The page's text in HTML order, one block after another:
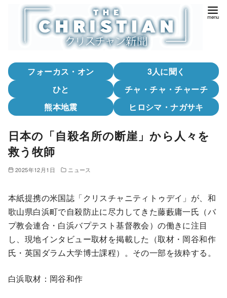
フォーカス・オン
3人に聞く
ひと
チャ・チャ・チャーチ
熊本地震
ヒロシマ・ナガサキ
日本の「自殺名所の断崖」から人々を
救う牧師
2025年12月1日 ニュース
本紙提携の米国誌「クリスチャニティトゥデイ」が、和
歌山県白浜町で自殺防止に尽力してきた藤藪庸一氏（バ
プ教会連合・白浜バプテスト基督教会）の働きに注目
し、現地インタビュー取材を掲載した（取材・岡谷和作
氏・英国ダラム大学博士課程）。その一部を抜粋する。
白浜取材：岡谷和作